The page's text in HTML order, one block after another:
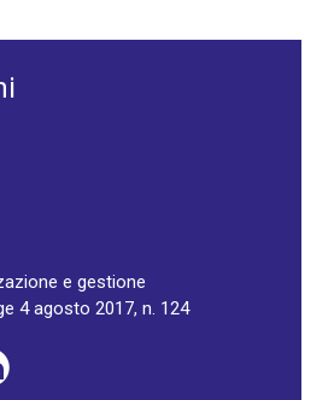
e gestione
4 agosto 2017, n. 124